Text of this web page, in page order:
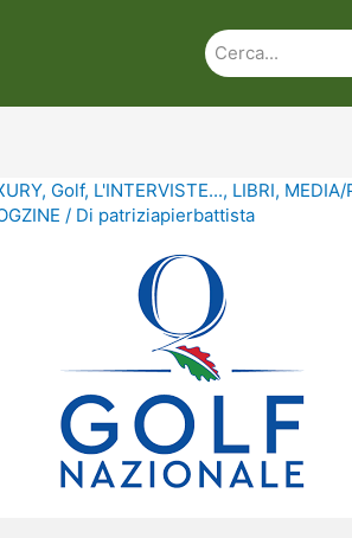
, Golf, L'INTERVISTE..., LIBRI, MEDIA/
/ Di patriziapierbattista